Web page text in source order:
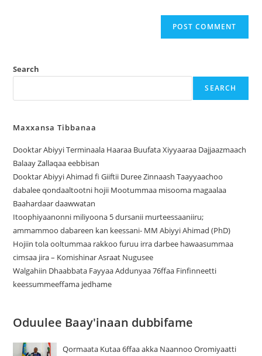
Search
SEARCH
Maxxansa Tibbanaa
Dooktar Abiyyi Terminaala Haaraa Buufata Xiyyaaraa Dajjaazmaach
Balaay Zallaqaa eebbisan
Dooktar Abiyyi Ahimad fi Giiftii Duree Zinnaash Taayyaachoo
dabalee qondaaltootni hojii Mootummaa misooma magaalaa
Baahardaar daawwatan
Itoophiyaanonni miliyoona 5 dursanii murteessaaniiru;
ammammoo dabareen kan keessani- MM Abiyyi Ahimad (PhD)
Hojiin tola ooltummaa rakkoo furuu irra darbee hawaasummaa
cimsaa jira – Komishinar Asraat Nugusee
Walgahiin Dhaabbata Fayyaa Addunyaa 76ffaa Finfinneetti
keessummeeffama jedhame
Oduulee Baay'inaan dubbifame
Qormaata Kutaa 6ffaa akka Naannoo Oromiyaatti